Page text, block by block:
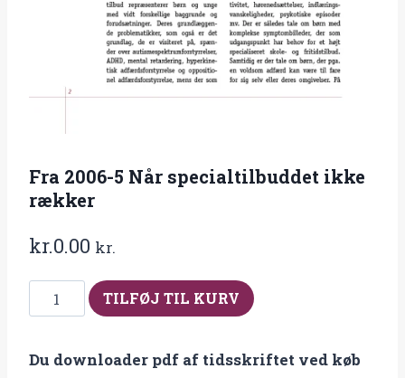
Fra 2006-5 Når specialtilbuddet ikke
rækker
kr.0.00 kr.
2006-
Når
TILFØJ TIL KURV
Du downloader pdf af tidsskriftet ved køb